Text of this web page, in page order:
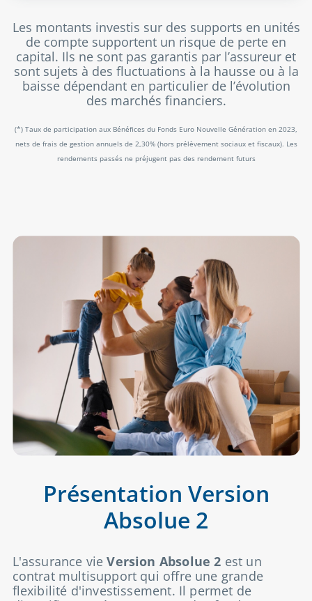
Les montants investis sur des supports en unités
de compte supportent un risque de perte en
capital. Ils ne sont pas garantis par l’assureur et
sont sujets à des fluctuations à la hausse ou à la
baisse dépendant en particulier de l’évolution
des marchés financiers.
(*) Taux de participation aux Bénéfices du Fonds Euro Nouvelle Génération en 2023,
nets de frais de gestion annuels de 2,30% (hors prélèvement sociaux et fiscaux). Les
rendements passés ne préjugent pas des rendement futurs
Présentation Version
Absolue 2
L'assurance vieVersion Absolue 2 est un
contrat multisupport qui offre une grande
flexibilité d'investissement. Il permet de